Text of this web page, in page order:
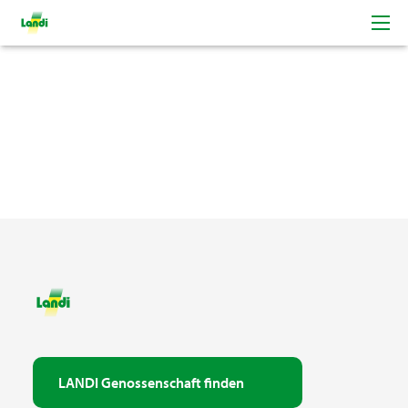
LANDI Genossenschaft finden